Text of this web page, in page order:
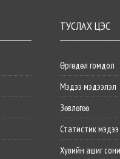
ТУСЛАХ ЦЭС
Өргөдөл гомдол
Мэдээ мэдээлэл
Зөвлөгөө
Статистик мэдээ
Хувийн ашиг